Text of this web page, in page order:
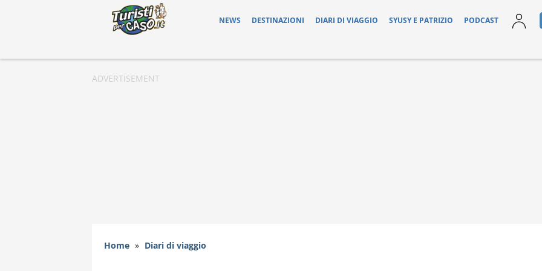
NEWS DESTINAZIONI DIARI DI VIAGGIO SYUSY E PATRIZIO PODCAST
Home » Diari di viaggio